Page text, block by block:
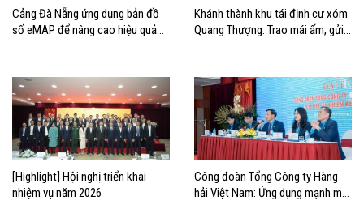
Cảng Đà Nẵng ứng dụng bản đồ
số eMAP để nâng cao hiệu quả
Khánh thành khu tái định cư xóm
Quang Thượng: Trao mái ấm, gửi
[Highlight] Hội nghị triển khai
nhiệm vụ năm 2026
Công đoàn Tổng Công ty Hàng
hải Việt Nam: Ứng dụng mạnh mẽ